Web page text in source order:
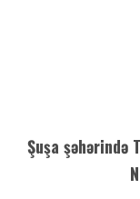
Şuşa şəhərində